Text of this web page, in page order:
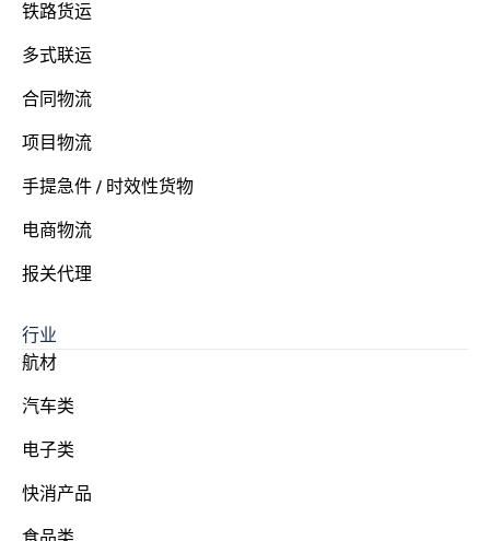
铁路货运
多式联运
合同物流
项目物流
手提急件 / 时效性货物
电商物流
报关代理
行业
航材
汽车类
电子类
快消产品